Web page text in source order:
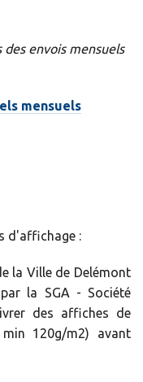
des envois mensuels
mensuels
d'affichage :
la Ville de Delémont
la SGA - Société
des affiches de
120g/m2) avant